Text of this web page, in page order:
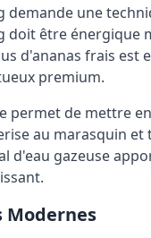
demande une
doit être
d'ananas frais est
premium.
permet de mettre
au marasquin
d'eau gazeuse